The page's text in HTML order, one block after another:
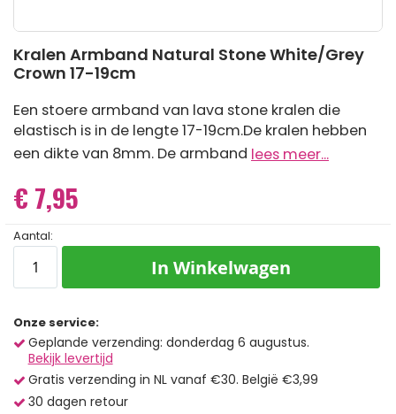
naar
het
van
de
afbeeldingen-
gallerij
Kralen Armband Natural Stone White/Grey
Crown 17-19cm
Een stoere armband van lava stone kralen die
elastisch is in de lengte 17-19cm.De kralen hebben
een dikte van 8mm. De armband lees meer...
€ 7,95
Aantal:
In Winkelwagen
Onze service:
Geplande verzending: donderdag 6 augustus.
Bekijk levertijd
Gratis verzending in NL vanaf €30. België €3,99
30 dagen retour